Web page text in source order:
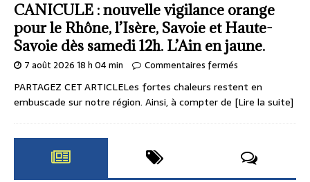
CANICULE : nouvelle vigilance orange
pour le Rhône, l’Isère, Savoie et Haute-
Savoie dès samedi 12h. L’Ain en jaune.
7 août 2026 18 h 04 min Commentaires fermés
PARTAGEZ CET ARTICLELes fortes chaleurs restent en
embuscade sur notre région. Ainsi, à compter de [Lire la suite]